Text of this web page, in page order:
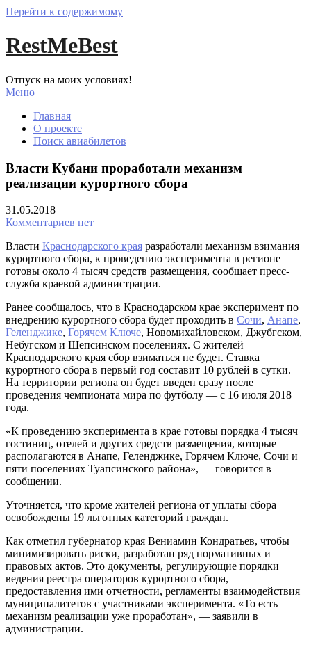
Перейти к содержимому
RestMeBest
Отпуск на моих условиях!
Меню
Главная
О проекте
Поиск авиабилетов
Власти Кубани проработали механизм
реализации курортного сбора
31.05.2018
Комментариев нет
Власти Краснодарского края разработали механизм взимания
курортного сбора, к проведению эксперимента в регионе
готовы около 4 тысяч средств размещения, сообщает пресс-
служба краевой администрации.
Ранее сообщалось, что в Краснодарском крае эксперимент по
внедрению курортного сбора будет проходить в Сочи, Анапе,
Геленджике, Горячем Ключе, Новомихайловском, Джубгском,
Небугском и Шепсинском поселениях. С жителей
Краснодарского края сбор взиматься не будет. Ставка
курортного сбора в первый год составит 10 рублей в сутки.
На территории региона он будет введен сразу после
проведения чемпионата мира по футболу — с 16 июля 2018
года.
«К проведению эксперимента в крае готовы порядка 4 тысяч
гостиниц, отелей и других средств размещения, которые
располагаются в Анапе, Геленджике, Горячем Ключе, Сочи и
пяти поселениях Туапсинского района», — говорится в
сообщении.
Уточняется, что кроме жителей региона от уплаты сбора
освобождены 19 льготных категорий граждан.
Как отметил губернатор края Вениамин Кондратьев, чтобы
минимизировать риски, разработан ряд нормативных и
правовых актов. Это документы, регулирующие порядки
ведения реестра операторов курортного сбора,
предоставления ими отчетности, регламенты взаимодействия
муниципалитетов с участниками эксперимента. «То есть
механизм реализации уже проработан», — заявили в
администрации.